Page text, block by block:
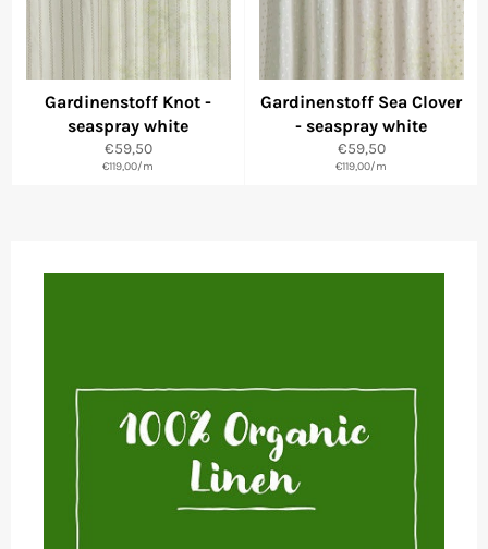
Gardinenstoff Knot -
seaspray white
Normaler
Preis
€59,50
€119,00/m
Gardinenstoff Sea Clover
- seaspray white
Normaler
Preis
€59,50
€119,00/m